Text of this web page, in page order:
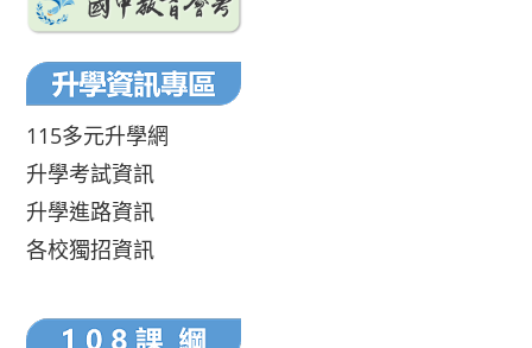
115多元升學網
升學考試資訊
升學進路資訊
各校獨招資訊